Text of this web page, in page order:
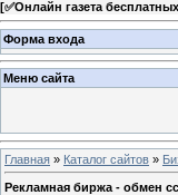
[✅Онлайн газета
Форма входа
Меню сайта
Главная » Каталог сайтов »
Рекламная биржа - обмен